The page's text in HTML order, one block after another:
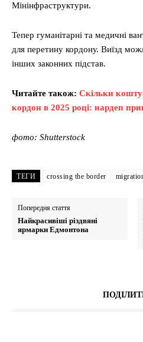
Мінінфраструктури.
Тепер гуманітарні та медичні
для перетину кордону. Виїзд
інших законних підстав.
Читайте також: Скільки
кордон в 2025 році: нардеп
фото: Shutterstock
ТЕГИ crossing the border
Попередня стаття
Найкрасивіші різдвяні
ярмарки Едмонтона